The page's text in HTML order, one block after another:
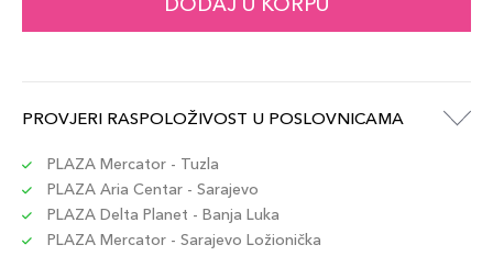
PROVJERI RASPOLOŽIVOST U POSLOVNICAMA
PLAZA Mercator - Tuzla
PLAZA Aria Centar - Sarajevo
PLAZA Delta Planet - Banja Luka
PLAZA Mercator - Sarajevo Ložionička